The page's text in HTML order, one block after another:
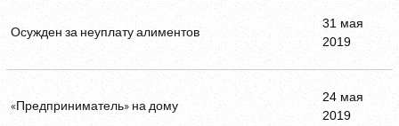
Осужден за неуплату алиментов
31 мая
2019
«Предприниматель» на дому
24 мая
2019